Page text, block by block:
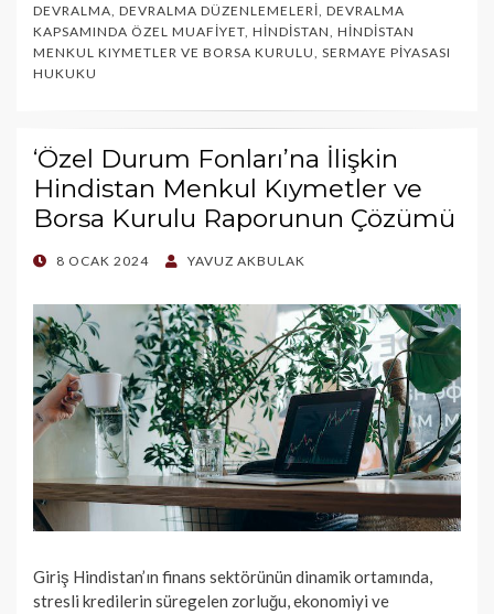
DEVRALMA, DEVRALMA DÜZENLEMELERI, DEVRALMA
KAPSAMINDA ÖZEL MUAFIYET, HINDISTAN, HINDISTAN
MENKUL KIYMETLER VE BORSA KURULU, SERMAYE PIYASASI
HUKUKU
‘Özel Durum Fonları’na İlişkin
Hindistan Menkul Kıymetler ve
Borsa Kurulu Raporunun Çözümü
POSTED
8 OCAK 2024 YAVUZ AKBULAK
Giriş Hindistan’ın finans sektörünün dinamik ortamında,
stresli kredilerin süregelen zorluğu, ekonomiyi ve